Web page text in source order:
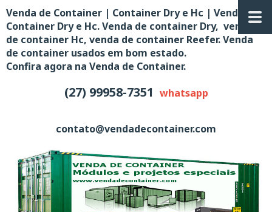
Venda de Container | Container Dry e Hc | Venda de
Container Dry e Hc. Venda de container Dry, venda
de container Hc, venda de container Reefer. Venda
de container usados em bom estado.
Confira agora na Venda de Container.
(27) 99958-7351 whatsapp
contato@vendadecontainer.com